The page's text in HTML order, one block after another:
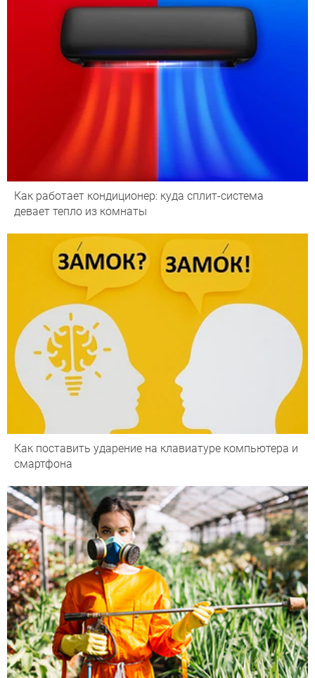
Как работает кондиционер: куда сплит-система
девает тепло из комнаты
Как поставить ударение на клавиатуре компьютера и
смартфона